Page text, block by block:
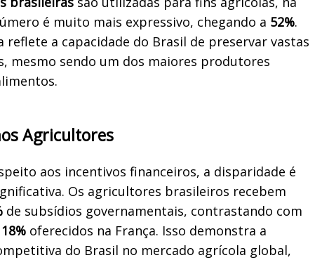
é muito mais expressivo, chegando a 52%.
reflete a capacidade do Brasil de preservar vastas
mesmo sendo um dos maiores produtores
Agricultores
aos incentivos financeiros, a disparidade é
Os agricultores brasileiros recebem
de subsídios governamentais, contrastando com
18% oferecidos na França. Isso demonstra a
do Brasil no mercado agrícola global,